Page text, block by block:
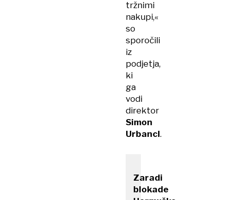
tržnimi
nakupi,«
so
sporočili
iz
podjetja,
ki
ga
vodi
direktor
Simon
Urbancl.
Zaradi
blokade